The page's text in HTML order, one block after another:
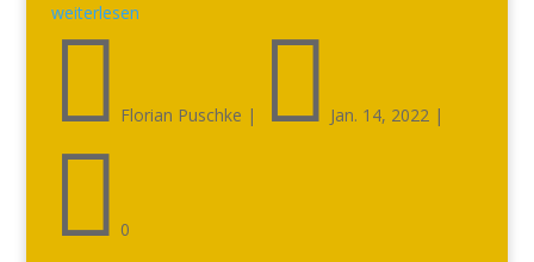
weiterlesen
 Florian Puschke |  Jan. 14, 2022|
 0